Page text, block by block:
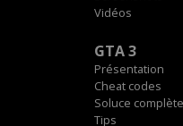
Vidéos
GTA 3
Présentation
Cheat codes
Soluce complète
Tips